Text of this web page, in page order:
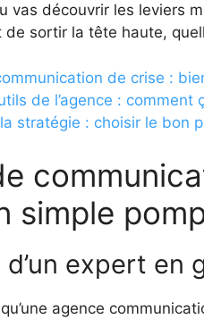
vas découvrir les leviers
de sortir la tête haute,
de crise :
de l’agence : comment
stratégie : choisir le bon
simple
d’un expert en
agence